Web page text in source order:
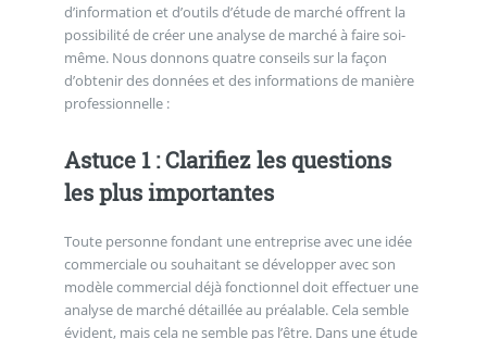
d’information et d’outils d’étude de marché offrent la
possibilité de créer une analyse de marché à faire soi-
même. Nous donnons quatre conseils sur la façon
d’obtenir des données et des informations de manière
professionnelle :
Astuce 1 : Clarifiez les questions
les plus importantes
Toute personne fondant une entreprise avec une idée
commerciale ou souhaitant se développer avec son
modèle commercial déjà fonctionnel doit effectuer une
analyse de marché détaillée au préalable. Cela semble
évident, mais cela ne semble pas l’être. Dans une étude